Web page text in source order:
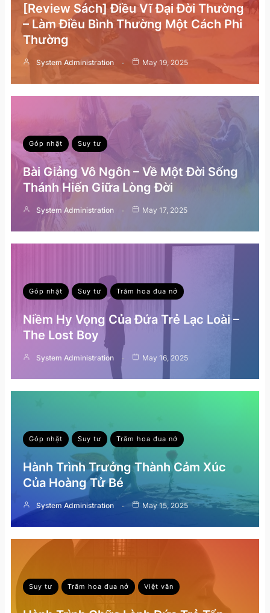
[Review Sách] Điều Vĩ Đại Đời Thường
– Làm Điều Bình Thường Một Cách Phi
Thường
System Administration May 19, 2025
Góp nhặt Suy tư
Bài Giảng Vô Ngôn – Về Một Đời Sống
Thánh Hiến Giữa Lòng Đời
System Administration May 17, 2025
Góp nhặt Suy tư Trăm hoa đua nở
Niềm Hy Vọng Của Đứa Trẻ Lạc Loài –
The Lost Boy
System Administration May 16, 2025
Góp nhặt Suy tư Trăm hoa đua nở
Hành Trình Trưởng Thành Cảm Xúc
Của Hoàng Tử Bé
System Administration May 15, 2025
Suy tư Trăm hoa đua nở Việt văn